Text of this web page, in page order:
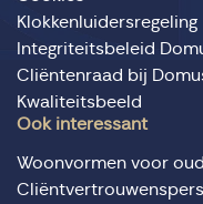
Klokkenluidersregeling
Integriteitsbeleid
Cliëntenraad bij
Kwaliteitsbeeld
Ook interessant
Woonvormen voor